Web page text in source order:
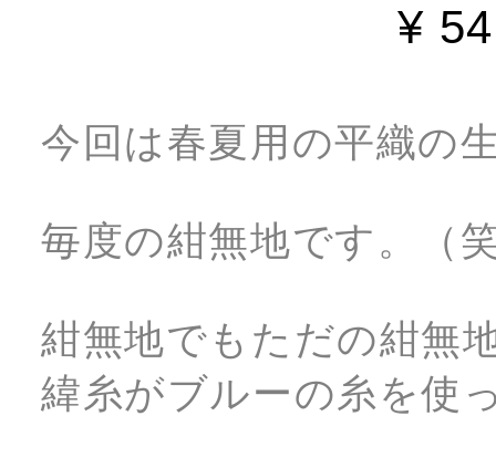
¥
今回は春夏用の平織の
毎度の紺無地です。（
紺無地でもただの紺無
緯糸がブルーの糸を使